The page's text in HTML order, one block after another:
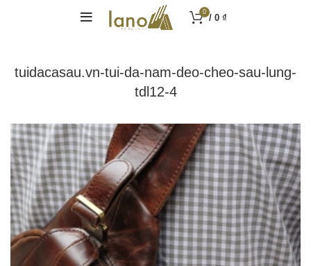
0
/ 0 ₫
tuidacasau.vn-tui-da-nam-deo-cheo-sau-lung-
tdl12-4